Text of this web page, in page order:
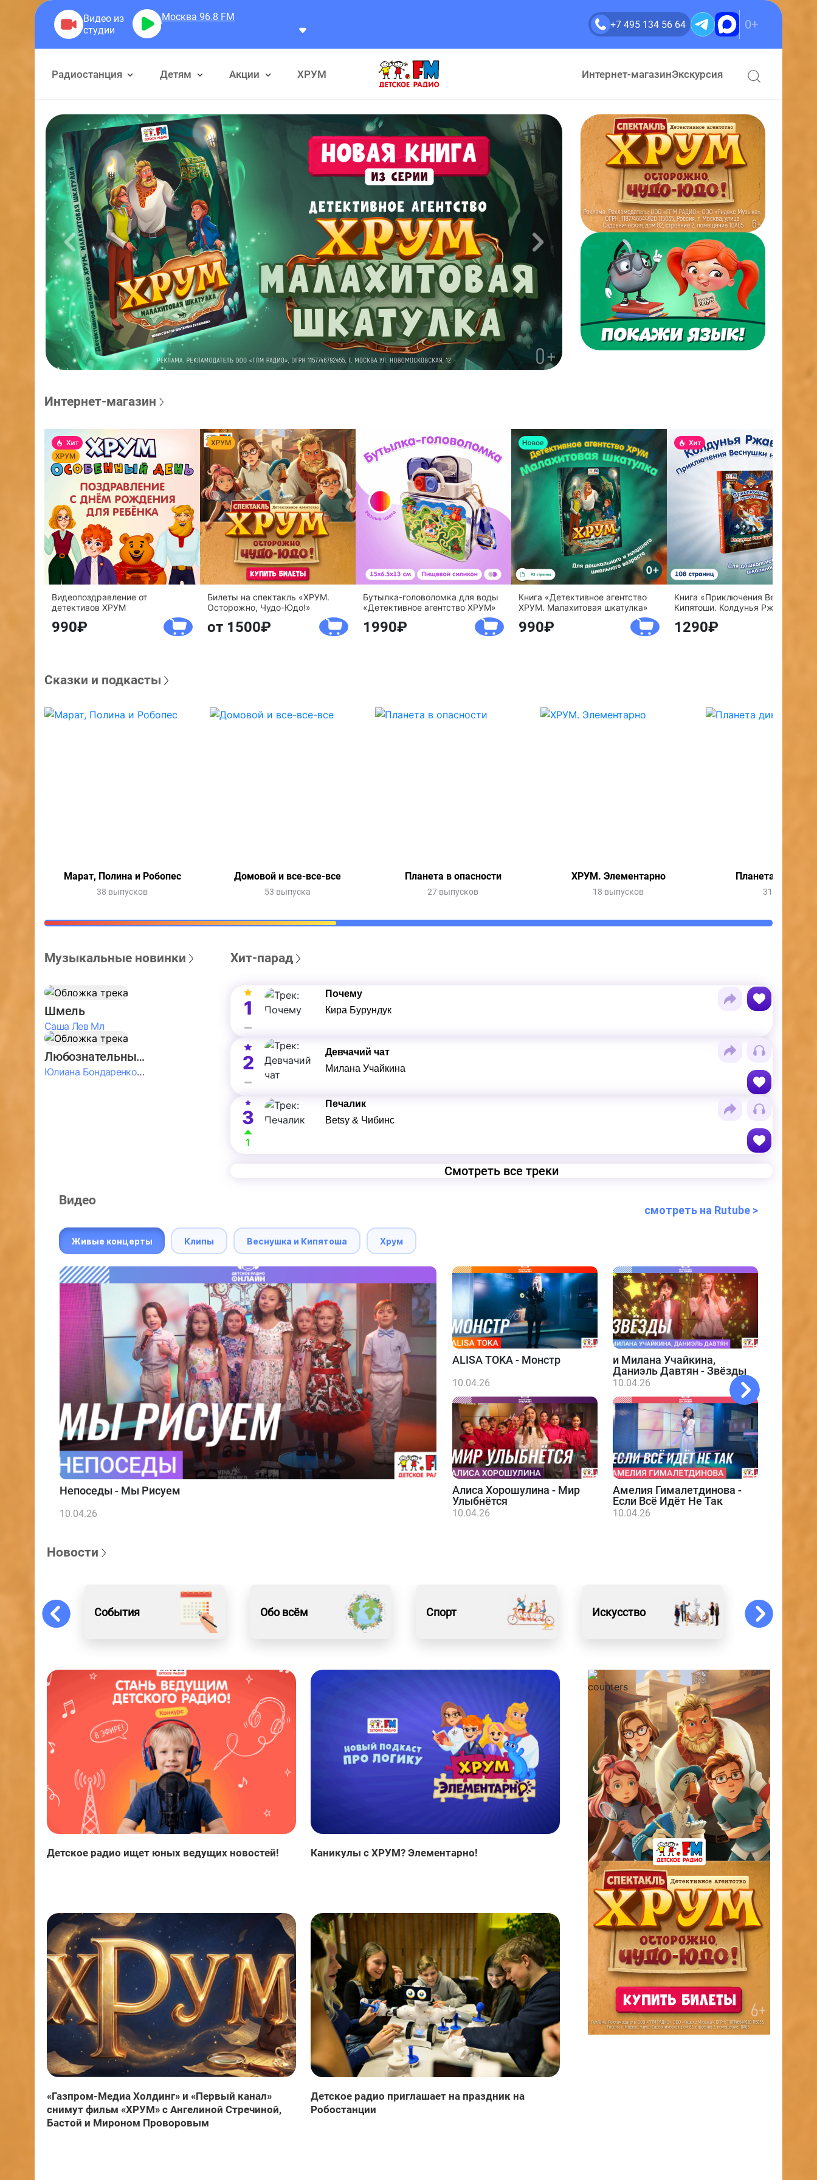
Москва 96.8 FM
+7 495 134 56 64 0+
Радиостанция Детям Акции ХРУМ Интернет-магазинЭкскурсия
Интернет-магазин
Видеопоздравление от
детективов ХРУМ
990
Билеты на спектакль «ХРУМ.
Осторожно, Чудо-Юдо!»
от 1500
Бутылка-головоломка для воды
«Детективное агентство ХРУМ»
1990
Книга «Детективное агентство
ХРУМ. Малахитовая шкатулка»
990
Книга «Приключения Веснушки и
Кипятоши. Колдунья Ржавелла»
1290
Сказки и подкасты
Марат, Полина и Робопес
38 выпусков
Домовой и все-все-все
53 выпуска
Планета в опасности
27 выпусков
ХРУМ. Элементарно
18 выпусков
Планета
31 выпуск
Музыкальные новинки
Шмель
Саша Лев Мл
Любознательные Дети
Юлиана Бондаренко & Амелия Колпакова & Егор Егоров & Валерия Шевченко & Ксюша Косичкина
Хит-парад
1
Почему
Кира Бурундук
2
Девчачий чат
Милана Учайкина
3
1
Печалик
Betsy & Чибинс
Смотреть все треки
Видео
смотреть на Rutube >
Живые концерты Клипы Веснушка и Кипятоша Хрум
Непоседы - Мы Рисуем
10.04.26
ALISA TOKA - Монстр
10.04.26
и Милана Учайкина,
Даниэль Давтян - Звёзды
10.04.26
Алиса Хорошулина - Мир
Улыбнётся
10.04.26
Амелия Гималетдинова -
Если Всё Идёт Не Так
10.04.26
Новости
События Обо всём Спорт Искусство
Детское радио ищет юных ведущих новостей! Каникулы с ХРУМ? Элементарно!
«Газпром-Медиа Холдинг» и «Первый канал»
снимут фильм «ХРУМ» с Ангелиной Стречиной,
Бастой и Мироном Проворовым
Детское радио приглашает на праздник на
Робостанции